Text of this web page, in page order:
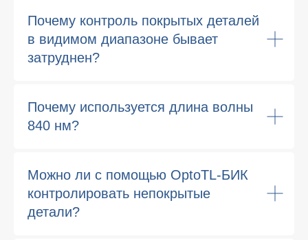
Почему контроль покрытых деталей
в видимом диапазоне бывает
затруднен?
Почему используется длина волны
840 нм?
Можно ли с помощью OptoTL-БИК
контролировать непокрытые
детали?